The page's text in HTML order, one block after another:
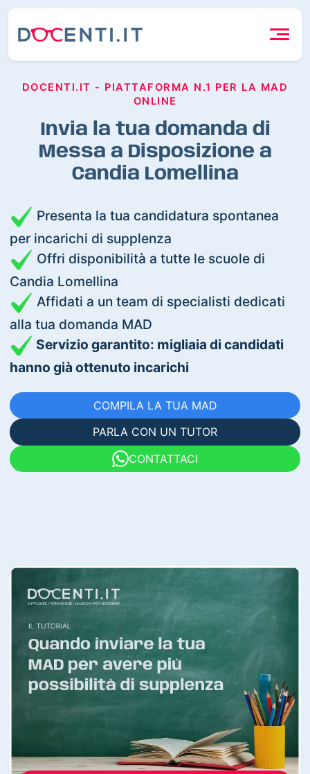
DOCENTI.IT - PIATTAFORMA N.1 PER LA MAD
ONLINE
Invia la tua domanda di
Messa a Disposizione a
Candia Lomellina
Presenta la tua candidatura spontanea
per incarichi di supplenza
Offri disponibilità a tutte le scuole di
Candia Lomellina
Affidati a un team di specialisti dedicati
alla tua domanda MAD
Servizio garantito: migliaia di candidati
hanno già ottenuto incarichi
COMPILA LA TUA MAD
PARLA CON UN TUTOR
CONTATTACI